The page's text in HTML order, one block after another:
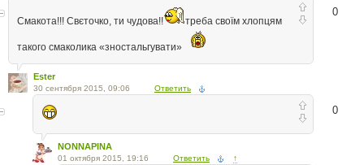
0
Смакота!!! Свєточко, ти чудова!! треба своїм хлопцям
такого смаколика «зностальгувати»
Ester
30 сентября 2015, 09:06 Ответить
0
NONNAPINA
01 октября 2015, 19:16 Ответить ↑